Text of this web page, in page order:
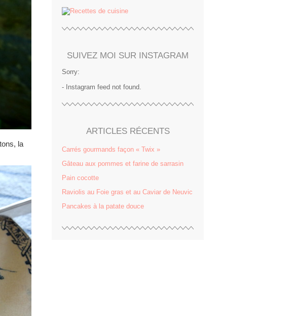
la
SUIVEZ MOI SUR INSTAGRAM
Sorry:
- Instagram feed not found.
ARTICLES RÉCENTS
Carrés gourmands façon « Twix »
Gâteau aux pommes et farine de sarrasin
Pain cocotte
Raviolis au Foie gras et au Caviar de Neuvic
Pancakes à la patate douce